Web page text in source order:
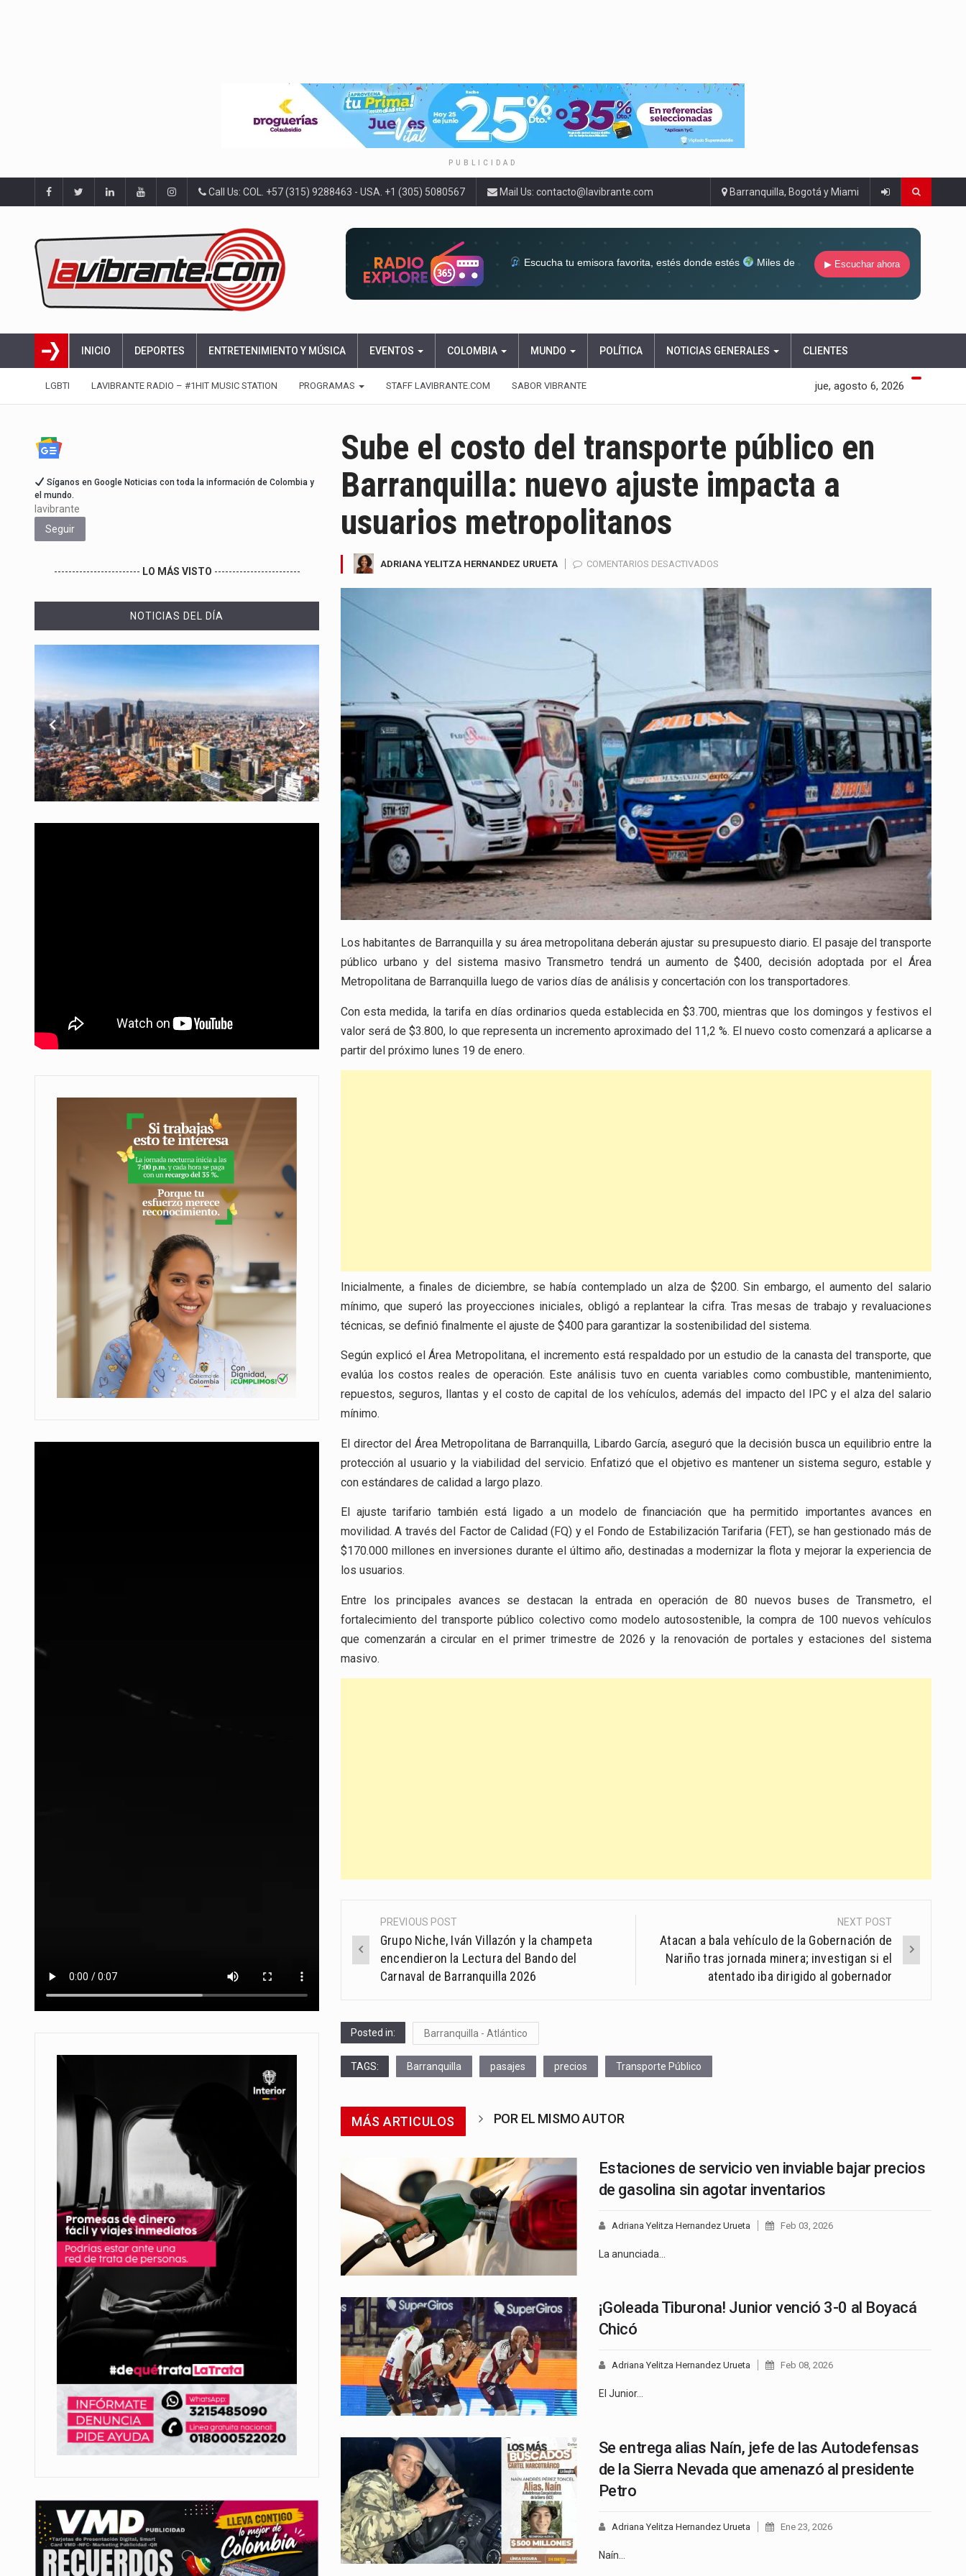
PUBLICIDAD
Call Us: COL. +57 (315) 9288463 - USA. +1 (305) 5080567 Mail Us: contacto@lavibrante.com Barranquilla, Bogotá y Miami
Escucha tu emisora favorita, estés donde estés
Miles de
▶ Escuchar ahora
INICIO DEPORTES ENTRETENIMIENTO Y MÚSICA EVENTOS COLOMBIA MUNDO POLÍTICA NOTICIAS GENERALES CLIENTES
LGBTI LAVIBRANTE RADIO – #1HIT MUSIC STATION PROGRAMAS STAFF LAVIBRANTE.COM SABOR VIBRANTE jue, agosto 6, 2026
Sube el costo del transporte público en
Barranquilla: nuevo ajuste impacta a
usuarios metropolitanos
ADRIANA YELITZA HERNANDEZ URUETA COMENTARIOS DESACTIVADOS
EL
COSTO
DEL
TRANSPORTE
PÚBLICO
EN
BARRANQUILLA:
NUEVO
AJUSTE
IMPACTA
A
USUARIOS
METROPOLITANOS
Los habitantes de Barranquilla y su área metropolitana deberán ajustar su presupuesto diario. El pasaje del transporte
público urbano y del sistema masivo Transmetro tendrá un aumento de $400, decisión adoptada por el Área
Metropolitana de Barranquilla luego de varios días de análisis y concertación con los transportadores.
Con esta medida, la tarifa en días ordinarios queda establecida en $3.700, mientras que los domingos y festivos el
valor será de $3.800, lo que representa un incremento aproximado del 11,2 %. El nuevo costo comenzará a aplicarse a
partir del próximo lunes 19 de enero.
Inicialmente, a finales de diciembre, se había contemplado un alza de $200. Sin embargo, el aumento del salario
mínimo, que superó las proyecciones iniciales, obligó a replantear la cifra. Tras mesas de trabajo y revaluaciones
técnicas, se definió finalmente el ajuste de $400 para garantizar la sostenibilidad del sistema.
Según explicó el Área Metropolitana, el incremento está respaldado por un estudio de la canasta del transporte, que
evalúa los costos reales de operación. Este análisis tuvo en cuenta variables como combustible, mantenimiento,
repuestos, seguros, llantas y el costo de capital de los vehículos, además del impacto del IPC y el alza del salario
mínimo.
El director del Área Metropolitana de Barranquilla, Libardo García, aseguró que la decisión busca un equilibrio entre la
protección al usuario y la viabilidad del servicio. Enfatizó que el objetivo es mantener un sistema seguro, estable y
con estándares de calidad a largo plazo.
El ajuste tarifario también está ligado a un modelo de financiación que ha permitido importantes avances en
movilidad. A través del Factor de Calidad (FQ) y el Fondo de Estabilización Tarifaria (FET), se han gestionado más de
$170.000 millones en inversiones durante el último año, destinadas a modernizar la flota y mejorar la experiencia de
los usuarios.
Entre los principales avances se destacan la entrada en operación de 80 nuevos buses de Transmetro, el
fortalecimiento del transporte público colectivo como modelo autosostenible, la compra de 100 nuevos vehículos
que comenzarán a circular en el primer trimestre de 2026 y la renovación de portales y estaciones del sistema
masivo.
Post
navigation
PREVIOUS POST
Grupo Niche, Iván Villazón y la champeta
encendieron la Lectura del Bando del
Carnaval de Barranquilla 2026
NEXT POST
Atacan a bala vehículo de la Gobernación de
Nariño tras jornada minera; investigan si el
atentado iba dirigido al gobernador
Posted in: Barranquilla - Atlántico
TAGS: Barranquilla pasajes precios Transporte Público
MÁS ARTICULOS POR EL MISMO AUTOR
Estaciones de servicio ven inviable bajar precios
de gasolina sin agotar inventarios
Adriana Yelitza Hernandez Urueta Feb 03, 2026
La anunciada…
¡Goleada Tiburona! Junior venció 3-0 al Boyacá
Chicó
Adriana Yelitza Hernandez Urueta Feb 08, 2026
El Junior…
Se entrega alias Naín, jefe de las Autodefensas
de la Sierra Nevada que amenazó al presidente
Petro
Adriana Yelitza Hernandez Urueta Ene 23, 2026
Naín…
Síganos en Google Noticias con toda la información de Colombia y
el mundo.
lavibrante
Seguir
------------------------ LO MÁS VISTO ------------------------
NOTICIAS DEL DÍA